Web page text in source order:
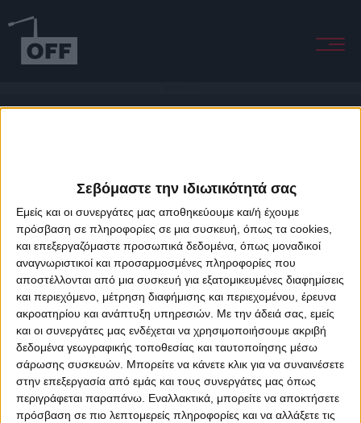
Σεβόμαστε την ιδιωτικότητά σας
Εμείς και οι συνεργάτες μας αποθηκεύουμε και/ή έχουμε
πρόσβαση σε πληροφορίες σε μια συσκευή, όπως τα cookies,
και επεξεργαζόμαστε προσωπικά δεδομένα, όπως μοναδικοί
αναγνωριστικοί και προσαρμοσμένες πληροφορίες που
αποστέλλονται από μια συσκευή για εξατομικευμένες διαφημίσεις
και περιεχόμενο, μέτρηση διαφήμισης και περιεχομένου, έρευνα
ακροατηρίου και ανάπτυξη υπηρεσιών. Με την άδειά σας, εμείς
και οι συνεργάτες μας ενδέχεται να χρησιμοποιήσουμε ακριβή
δεδομένα γεωγραφικής τοποθεσίας και ταυτοποίησης μέσω
σάρωσης συσκευών. Μπορείτε να κάνετε κλικ για να συναινέσετε
στην επεξεργασία από εμάς και τους συνεργάτες μας όπως
περιγράφεται παραπάνω. Εναλλακτικά, μπορείτε να αποκτήσετε
πρόσβαση σε πιο λεπτομερείς πληροφορίες και να αλλάξετε τις
About Offradio Business Class Terms & Conditions
Privacy Policy
Designed & developed byporcupine colors&Fotis Alexandrou